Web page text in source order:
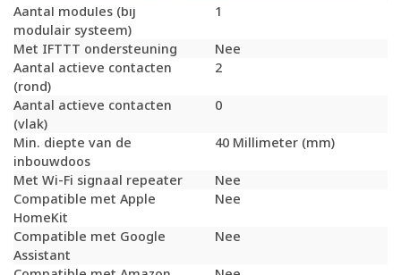
Aantal modules (bij
modulair systeem)
1
Met IFTTT ondersteuning
Nee
Aantal actieve contacten
(rond)
2
Aantal actieve contacten
(vlak)
0
Min. diepte van de
inbouwdoos
40 Millimeter (mm)
Met Wi-Fi signaal repeater
Nee
Compatible met Apple
HomeKit
Nee
Compatible met Google
Assistant
Nee